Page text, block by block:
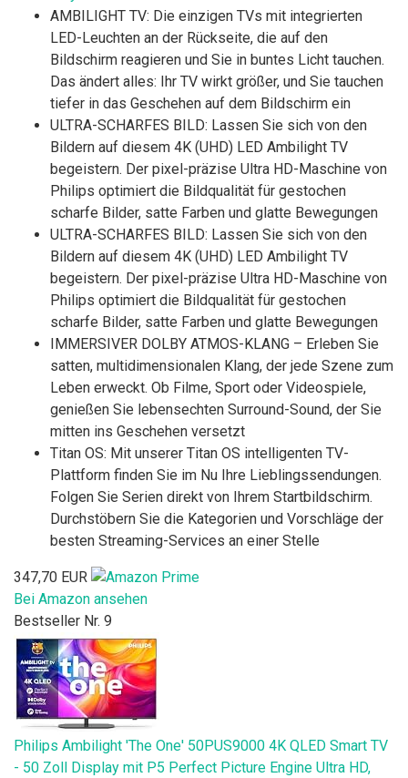
AMBILIGHT TV: Die einzigen TVs mit integrierten
LED-Leuchten an der Rückseite, die auf den
Bildschirm reagieren und Sie in buntes Licht tauchen.
Das ändert alles: Ihr TV wirkt größer, und Sie tauchen
tiefer in das Geschehen auf dem Bildschirm ein
ULTRA-SCHARFES BILD: Lassen Sie sich von den
Bildern auf diesem 4K (UHD) LED Ambilight TV
begeistern. Der pixel-präzise Ultra HD-Maschine von
Philips optimiert die Bildqualität für gestochen
scharfe Bilder, satte Farben und glatte Bewegungen
ULTRA-SCHARFES BILD: Lassen Sie sich von den
Bildern auf diesem 4K (UHD) LED Ambilight TV
begeistern. Der pixel-präzise Ultra HD-Maschine von
Philips optimiert die Bildqualität für gestochen
scharfe Bilder, satte Farben und glatte Bewegungen
IMMERSIVER DOLBY ATMOS-KLANG – Erleben Sie
satten, multidimensionalen Klang, der jede Szene zum
Leben erweckt. Ob Filme, Sport oder Videospiele,
genießen Sie lebensechten Surround-Sound, der Sie
mitten ins Geschehen versetzt
Titan OS: Mit unserer Titan OS intelligenten TV-
Plattform finden Sie im Nu Ihre Lieblingssendungen.
Folgen Sie Serien direkt von Ihrem Startbildschirm.
Durchstöbern Sie die Kategorien und Vorschläge der
besten Streaming-Services an einer Stelle
347,70 EUR
Bei Amazon ansehen
Bestseller Nr. 9
Philips Ambilight 'The One' 50PUS9000 4K QLED Smart TV
- 50 Zoll Display mit P5 Perfect Picture Engine Ultra HD,